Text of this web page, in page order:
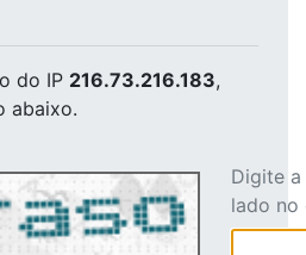
do IP 216.73.216.183,
abaixo.
Digite
lado no